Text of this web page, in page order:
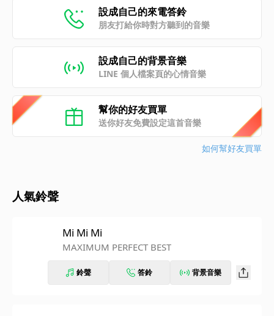
設成自己的來電答鈴
朋友打給你時對方聽到的音樂
設成自己的背景音樂
LINE 個人檔案頁的心情音樂
幫你的好友買單
送你好友免費設定這首音樂
如何幫好友買單
人氣鈴聲
Mi Mi Mi
MAXIMUM PERFECT BEST
鈴聲 答鈴 背景音樂